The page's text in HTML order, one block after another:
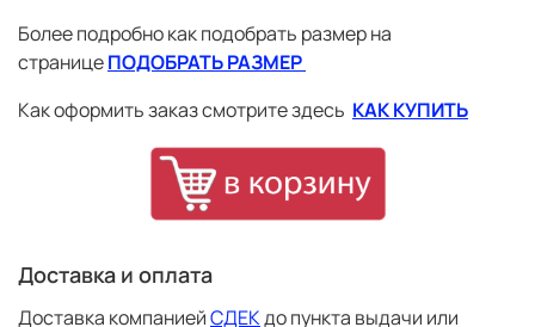
D6
50 182 100 91
54 99 112 81
188 112
116 107
D12
62 188 124
Замеры проводятся в сантиметрах
Более подробно как подобрать размер на
страницеПОДОБРАТЬ РАЗМЕР
Как оформить заказ смотрите здесь КАК КУПИТЬ
Доставка и оплата
Доставка компаниейСДЕКдо пункта выдачи или